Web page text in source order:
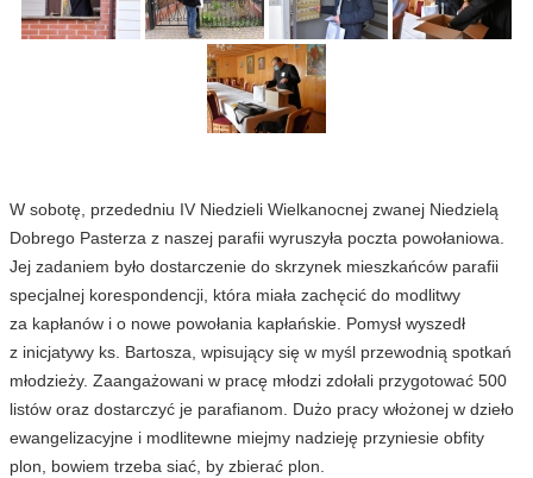
W sobotę, przededniu IV Niedzieli Wielkanocnej zwanej Niedzielą
Dobrego Pasterza z naszej parafii wyruszyła poczta powołaniowa.
Jej zadaniem było dostarczenie do skrzynek mieszkańców parafii
specjalnej korespondencji, która miała zachęcić do modlitwy
za kapłanów i o nowe powołania kapłańskie. Pomysł wyszedł
z inicjatywy ks. Bartosza, wpisujący się w myśl przewodnią spotkań
młodzieży. Zaangażowani w pracę młodzi zdołali przygotować 500
listów oraz dostarczyć je parafianom. Dużo pracy włożonej w dzieło
ewangelizacyjne i modlitewne miejmy nadzieję przyniesie obfity
plon, bowiem trzeba siać, by zbierać plon.